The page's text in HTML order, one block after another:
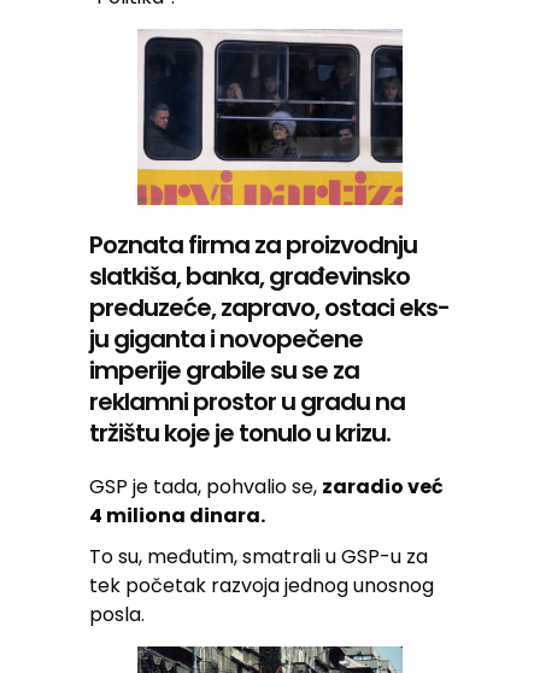
Poznata firma za proizvodnju
slatkiša, banka, građevinsko
preduzeće, zapravo, ostaci eks-
ju giganta i novopečene
imperije grabile su se za
reklamni prostor u gradu na
tržištu koje je tonulo u krizu.
GSP je tada, pohvalio se, zaradio već
4 miliona dinara.
To su, međutim, smatrali u GSP-u za
tek početak razvoja jednog unosnog
posla.